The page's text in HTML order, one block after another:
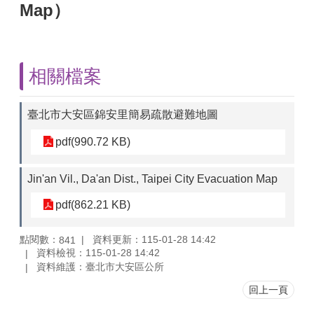
Map）
相關檔案
臺北市大安區錦安里簡易疏散避難地圖
pdf(990.72 KB)
Jin'an Vil., Da'an Dist., Taipei City Evacuation Map
pdf(862.21 KB)
點閱數： 841
資料更新：115-01-28 14:42
資料檢視：115-01-28 14:42
資料維護：臺北市大安區公所
回上一頁